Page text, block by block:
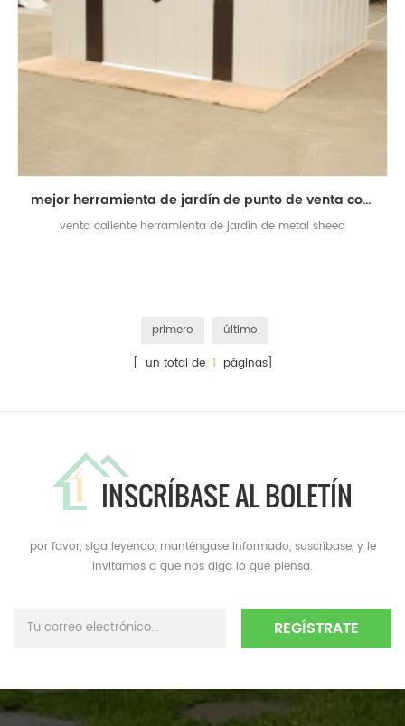
mejor herramienta de jardín de punto de venta cobertizo / casa de metal
venta caliente herramienta de jardín de metal sheed
primero
último
[ un total de 1 páginas]
INSCRÍBASE AL BOLETÍN
por favor, siga leyendo, manténgase informado, suscríbase, y le
invitamos a que nos diga lo que piensa.